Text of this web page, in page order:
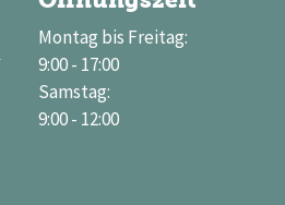
Montag bis Freitag:
9:00 - 17:00
Samstag:
9:00 - 12:00